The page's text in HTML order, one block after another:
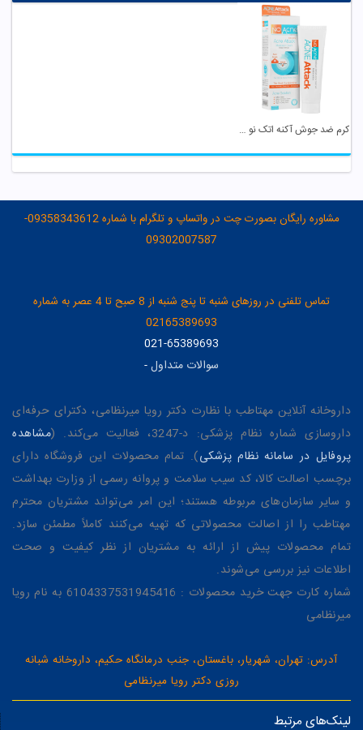
کرم ضد جوش آکنه اتک نو آکنه
مشاوره رایگان بصورت چت در واتساپ و تلگرام با شماره 09358343612-
09302007587
تماس تلفنی در روزهای شنبه تا پنج شنبه از 8 صبح تا 4 عصر به شماره
02165389693
021-65389693
سوالات متداول-
داروخانه آنلاین مهتاطب با نظارت دکتر رویا میرنظامی، دکترای حرفه‌ای
داروسازی شماره نظام پزشکی: د-3247، فعالیت می‌کند. (
مشاهده
پروفایل در سامانه نظام پزشکی). تمام محصولات این فروشگاه دارای
برچسب اصالت کالا، کد سیب سلامت و پروانه رسمی از وزارت بهداشت
و سایر سازمان‌های مربوطه هستند؛ این امر می‌تواند مشتریان محترم
مهتاطب را از اصالت محصولاتی که تهیه می‌کنند کاملاً مطمئن سازد.
تمام محصولات پیش از ارائه به مشتریان از نظر کیفیت و صحت
اطلاعات نیز بررسی می‌شوند.
شماره کارت جهت خرید محصولات : 6104337531945416 به نام رویا
میرنظامی
آدرس: تهران، شهریار، باغستان، جنب درمانگاه حکیم، داروخانه شبانه
روزی دکتر رویا میرنظامی
لینک‌های مرتبط